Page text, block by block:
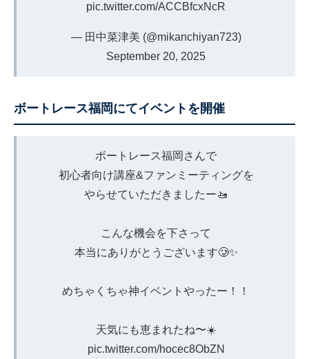
pic.twitter.com/ACCBfcxNcR
— 田中菜津美 (@mikanchiyan723)
September 20, 2025
ボートレース福岡にてイベントを開催
ボートレース福岡さんで
初心者向け講座&ファンミーティングを
やらせていただきましたー🚤
こんな機会を下さって
本当にありがとうございます🥲✨
めちゃくちゃ神イベントやったー！！
天気にも恵まれたね〜☀️
pic.twitter.com/hocec8ObZN